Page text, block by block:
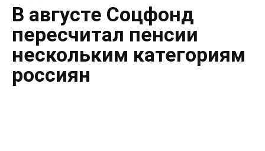
В августе Соцфонд
пересчитал пенсии
нескольким категориям
россиян